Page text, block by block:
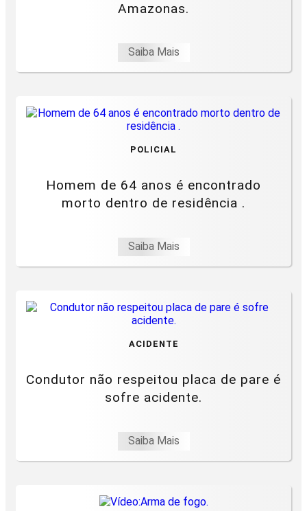
Amazonas.
Saiba Mais
POLICIAL
Homem de 64 anos é encontrado
morto dentro de residência .
Saiba Mais
ACIDENTE
Condutor não respeitou placa de pare é
sofre acidente.
Saiba Mais